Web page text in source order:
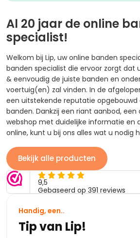
Al 20 jaar de online
specialist!
Welkom bij Lip, uw online banden
banden specialist die ervoor zorgt dat
& eenvoudig de juiste banden en
voertuig(en) zal vinden. In de
een uitstekende reputatie opgebouwd
banden. Dankzij een riant aanbod, een
webshop met duidelijke informatie en
online, kunt u bij ons alles wat u nodig
Bekijk alle producten
Handig, een..
Tip van Lip!